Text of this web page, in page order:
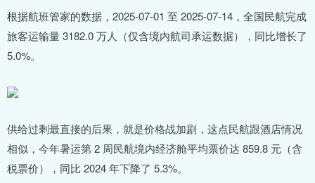
根据航班管家的数据，2025-07-01 至 2025-07-14，全国民航完成
旅客运输量 3182.0 万人（仅含境内航司承运数据），同比增长了
5.0%。
供给过剩最直接的后果，就是价格战加剧，这点民航跟酒店情况
相似，今年暑运第 2 周民航境内经济舱平均票价达 859.8 元（含
税票价），同比 2024 年下降了 5.3%。